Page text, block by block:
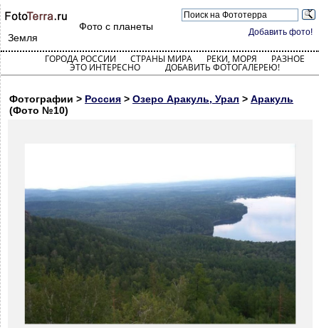
Добавить фото!
Фото с планеты
Земля
ГОРОДА РОССИИ СТРАНЫ МИРА РЕКИ, МОРЯ РАЗНОЕ
ЭТО ИНТЕРЕСНО ДОБАВИТЬ ФОТОГАЛЕРЕЮ!
Фотографии > Россия > Озеро Аракуль, Урал > Аракуль
(Фото №10)